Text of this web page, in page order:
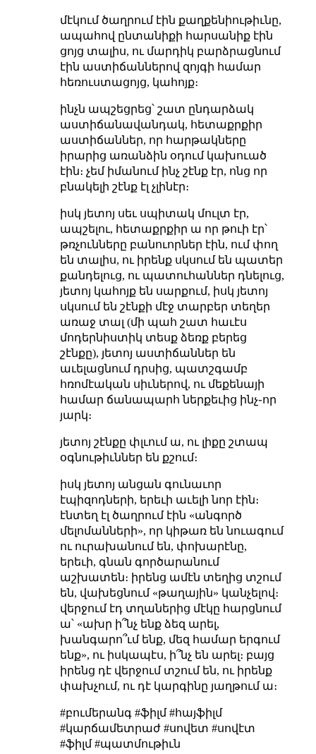
մէկում ծաղրում էին քաղքենիութիւնը,
ապահով ընտանիքի հարսանիք էին
ցոյց տալիս, ու մարդիկ բարձրացնում
էին աստիճաններով զոյգի համար
հեռուստացոյց, կահոյք։
ինչն ապշեցրեց՝ շատ ընդարձակ
աստիճանավանդակ, հետաքրքիր
աստիճաններ, որ հարթակները
իրարից առանձին օդում կախուած
էին։ չեմ իմանում ինչ շէնք էր, ոնց որ
բնակելի շէնք էլ չլինէր։
իսկ յետոյ սեւ սպիտակ մուլտ էր,
ապշելու, հետաքրքիր ա որ թուի էր՝
թռչունները բանուորներ էին, ում փող
են տալիս, ու իրենք սկսում են պատեր
քանդելուց, ու պատուհաններ դնելուց,
յետոյ կահոյք են սարքում, իսկ յետոյ
սկսում են շէնքի մէջ տարբեր տեղեր
առաջ տալ (մի պահ շատ հաւէս
մոդերնիստիկ տեսք ձեռք բերեց
շէնքը), յետոյ աստիճաններ են
աւելացնում դրսից, պատշգամբ
հռոմէական սիւներով, ու մեքենայի
համար ճանապարհ ներքեւից ինչ֊որ
յարկ։
յետոյ շէնքը փլւում ա, ու լիքը շտապ
օգնութիւններ են քշում։
իսկ յետոյ անցան գունաւոր
էպիզոդների, երեւի աւելի նոր էին։
էնտեղ էլ ծաղրում էին «անգործ
մելոմանների», որ կիթառ են նուագում
ու ուրախանում են, փոխարէնը,
երեւի, գնան գործարանում
աշխատեն։ իրենց ամէն տեղից տշում
են, վախեցնում «թաղային» կանչելով։
վերջում էդ տղաներից մէկը հարցնում
ա՝ «ախր ի՞նչ ենք ձեզ արել,
խանգարո՞ւմ ենք, մեզ համար երգում
ենք», ու իսկապէս, ի՞նչ են արել։ բայց
իրենց դէ վերջում տշում են, ու իրենք
փախչում, ու դէ կարգինը յաղթում ա։
#բումերանգ #ֆիլմ #հայֆիլմ
#կարճամետրաժ #սովետ #սովէտ
#ֆիլմ #պատմութիւն